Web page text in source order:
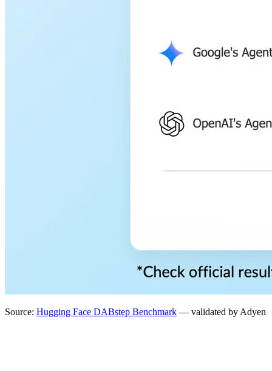
Source: Hugging Face DABstep Benchmark — validated by Adyen